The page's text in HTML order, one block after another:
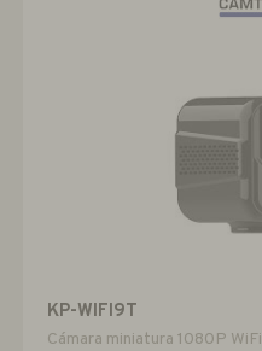
KP-WIFI9T
Cámara miniatura 1080P WiFi